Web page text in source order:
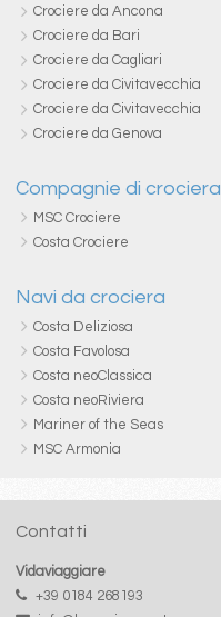
Crociere da Ancona
Crociere da Bari
Crociere da Cagliari
Crociere da Civitavecchia
Crociere da Civitavecchia
Crociere da Genova
Compagnie di crociera
MSC Crociere
Costa Crociere
Navi da crociera
Costa Deliziosa
Costa Favolosa
Costa neoClassica
Costa neoRiviera
Mariner of the Seas
MSC Armonia
Contatti
Vidaviaggiare
+39 0184 268193